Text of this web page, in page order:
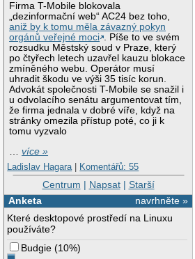
Firma T-Mobile blokovala
„dezinformační web“ AC24 bez toho,
aniž by k tomu měla závazný pokyn
orgánů veřejné moci . Píše to ve svém
rozsudku Městský soud v Praze, který
po čtyřech letech uzavřel kauzu blokace
zmíněného webu. Operátor musí
uhradit škodu ve výši 35 tisíc korun.
Advokát společnosti T-Mobile se snažil i
u odvolacího senátu argumentovat tím,
že firma jednala v dobré víře, když na
stránky omezila přístup poté, co ji k
tomu vyzvalo
…více »
Ladislav Hagara | Komentářů: 55
Centrum | Napsat| Starší
navrhněte »
Anketa
Které desktopové prostředí na Linuxu
používáte?
Budgie (10%)